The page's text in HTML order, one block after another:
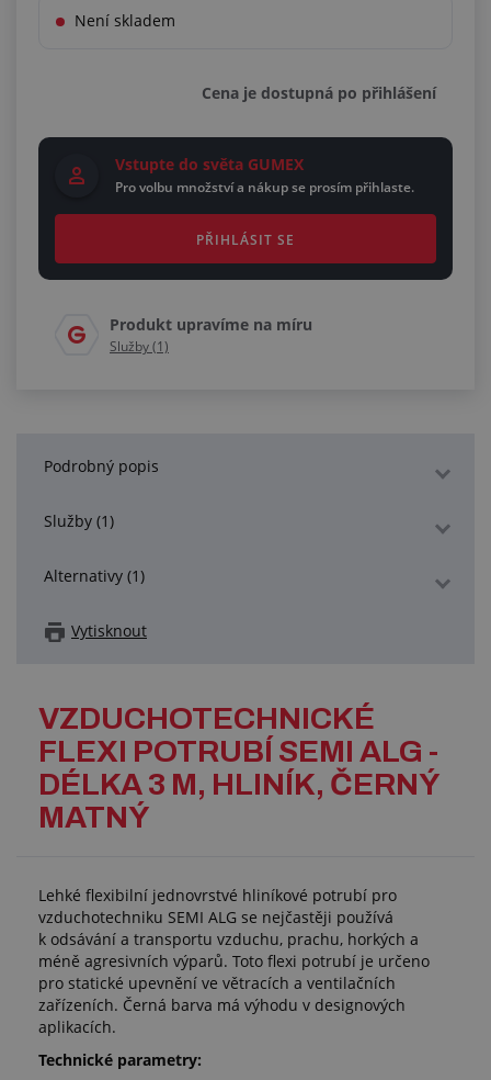
Není skladem
Cena je dostupná po přihlášení
Vstupte do světa GUMEX
Pro volbu množství a nákup se prosím přihlaste.
PŘIHLÁSIT SE
Produkt upravíme na míru
Služby (1)
Podrobný popis
Služby (1)
Alternativy (1)
Vytisknout
VZDUCHOTECHNICKÉ
FLEXI POTRUBÍ SEMI ALG -
DÉLKA 3 M, HLINÍK, ČERNÝ
MATNÝ
Lehké flexibilní jednovrstvé hliníkové potrubí pro
vzduchotechniku SEMI ALG se nejčastěji používá
k odsávání a transportu vzduchu, prachu, horkých a
méně agresivních výparů. Toto flexi potrubí je určeno
pro statické upevnění ve větracích a ventilačních
zařízeních. Černá barva má výhodu v designových
aplikacích.
Technické parametry: